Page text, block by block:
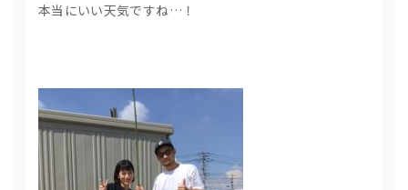
本当にいい天気ですね…！